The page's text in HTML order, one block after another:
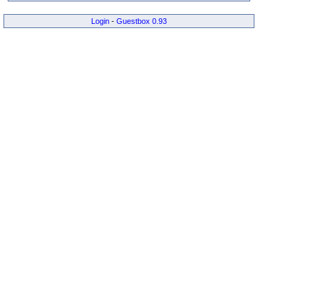
Login - Guestbox 0.93